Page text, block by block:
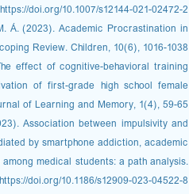
https://doi.org/10.1007/s12144-021-02472-2
Á. (2023). Academic Procrastination in
10(6), 1016-1038.‏ https://doi.org/10.3390/children10061016
effect of cognitive-behavioral training
of first-grade high school female
Memory, 1(4), 59-65.‏ https://doi.org/10.22034/iepa.2019.89170
Association between impulsivity and
by smartphone addiction, academic
medical students: a path analysis.
doi.org/10.1186/s12909-023-04522-8